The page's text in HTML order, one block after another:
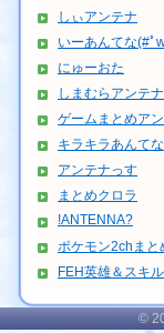
しぃアンテナ
いーあんてな(#ﾟ
にゅーおた
しまむらアンテナ
ゲームまとめア
キラキラあんてな
アンテナっす
まとめクロラ
!ANTENNA?
ポケモン2chまと
FEH英雄＆スキ
©